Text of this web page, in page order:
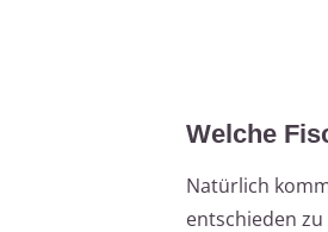
Welche
Natürlich
entschieden